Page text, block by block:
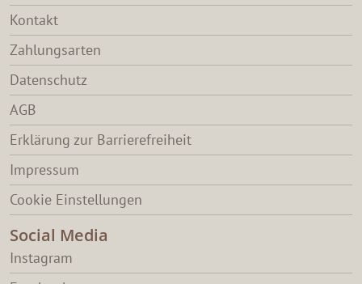
Kontakt
Zahlungsarten
Datenschutz
AGB
Erklärung zur Barrierefreiheit
Impressum
Cookie Einstellungen
Social Media
Instagram